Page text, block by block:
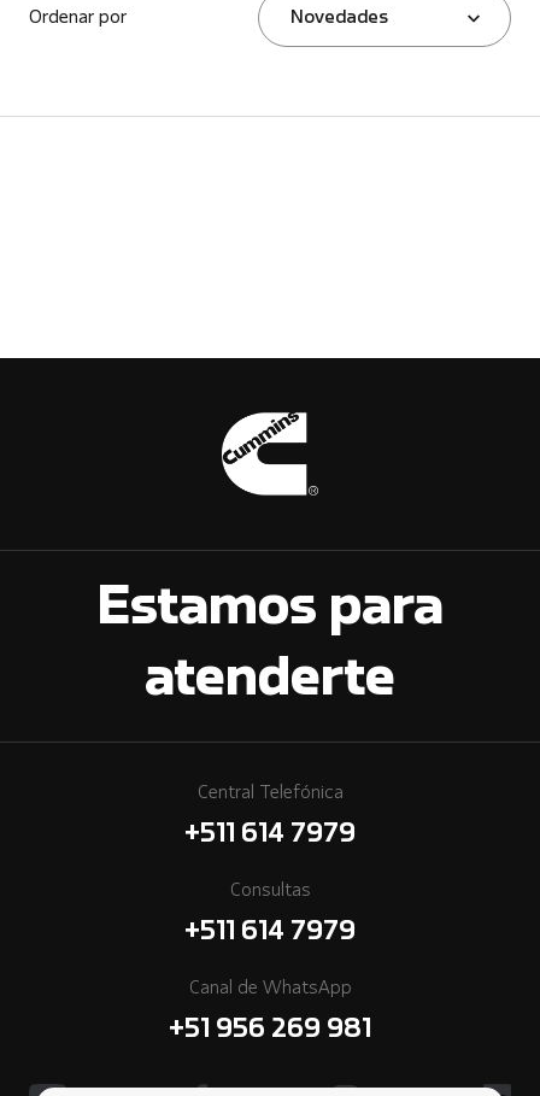
Ordenar por Novedades
Estamos para
atenderte
Central Telefónica
+511 614 7979
Consultas
+511 614 7979
Canal de WhatsApp
+51 956 269 981